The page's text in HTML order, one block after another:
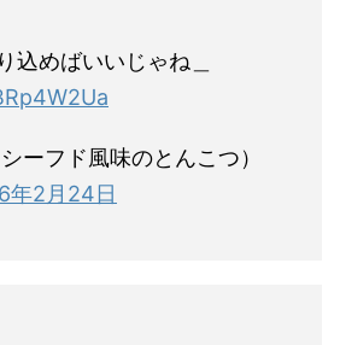
込めばいいじゃね＿
ーフド風味のとんこつ）
年2月24日